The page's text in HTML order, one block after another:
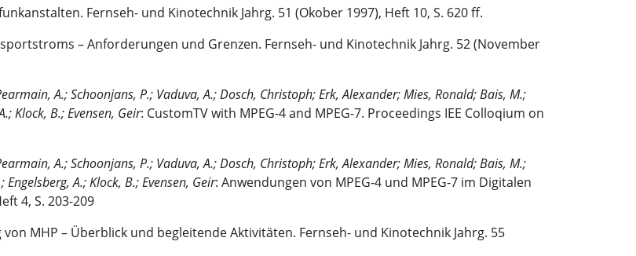
Fernseh- und Kinotechnik Jahrg. 51 (Okober 1997), Heft 10, S. 620 ff.
– Anforderungen und Grenzen. Fernseh- und Kinotechnik Jahrg. 52 (November
A.; Schoonjans, P.; Vaduva, A.; Dosch, Christoph; Erk, Alexander; Mies, Ronald; Bais, M.;
Klock, B.; Evensen, Geir: CustomTV with MPEG-4 and MPEG-7. Proceedings IEE Colloqium on
A.; Schoonjans, P.; Vaduva, A.; Dosch, Christoph; Erk, Alexander; Mies, Ronald; Bais, M.;
A.; Klock, B.; Evensen, Geir: Anwendungen von MPEG‑4 und MPEG‑7 im Digitalen
4, S. 203-209
MHP – Überblick und begleitende Aktivitäten. Fernseh- und Kinotechnik Jahrg. 55